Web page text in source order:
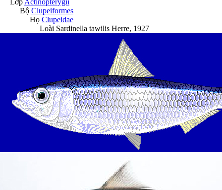
Bộ Clupeiformes
Họ Clupeidae
Loài Sardinella tawilis Herre, 1927